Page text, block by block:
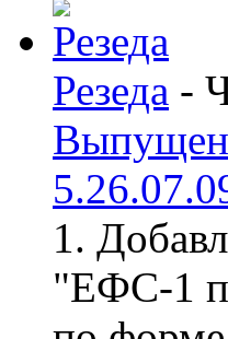
Резеда -
Выпущен
1.
"ЕФС-1